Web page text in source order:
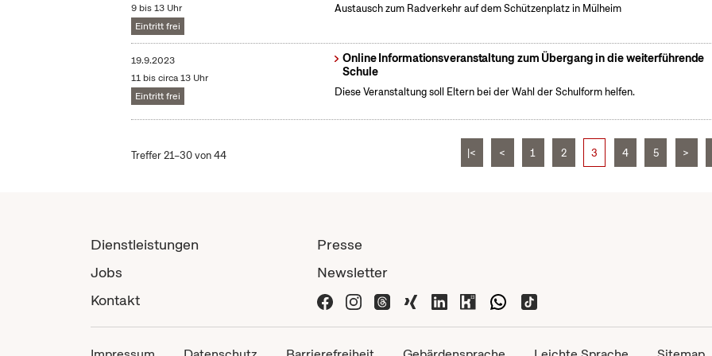
9 bis 13 Uhr
Eintritt frei
Austausch zum Radverkehr auf dem Schützenplatz in Mülheim
19.9.2023
11 bis circa 13 Uhr
Eintritt frei
Online Informationsveranstaltung zum Übergang in die weiterführende
Schule
Diese Veranstaltung soll Eltern bei der Wahl der Schulform helfen.
Treffer 21–30 von 44 |< < 1 2 3 4 5 >
Dienstleistungen
Jobs
Kontakt
Presse
Newsletter